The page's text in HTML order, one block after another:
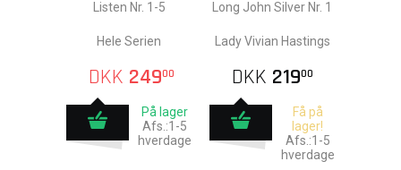
Listen Nr. 1-5
Hele Serien
DKK 24900
På lager
Afs.:1-5
hverdage
Long John Silver Nr. 1
Lady Vivian Hastings
DKK 21900
Få på
lager!
Afs.:1-5
hverdage